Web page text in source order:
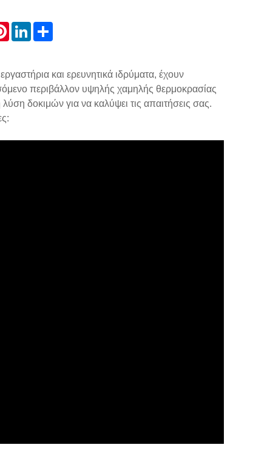
PinterestLinkedInShare
και ερευνητικά ιδρύματα, έχουν
περιβάλλον υψηλής χαμηλής θερμοκρασίας
δοκιμών για να καλύψει τις απαιτήσεις σας.